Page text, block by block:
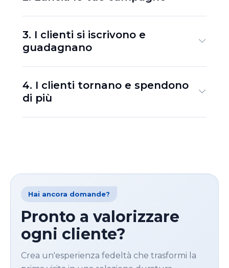
3. I clienti si iscrivono e
guadagnano
4. I clienti tornano e spendono
di più
Hai ancora domande?
Pronto a valorizzare
ogni cliente?
Crea un'esperienza fedeltà che trasformi la